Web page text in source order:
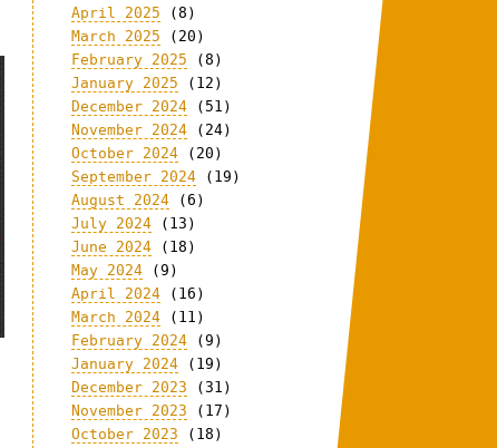
April 2025 (8)
March 2025 (20)
February 2025 (8)
January 2025 (12)
December 2024 (51)
November 2024 (24)
October 2024 (20)
September 2024 (19)
August 2024 (6)
July 2024 (13)
June 2024 (18)
May 2024 (9)
April 2024 (16)
March 2024 (11)
February 2024 (9)
January 2024 (19)
December 2023 (31)
November 2023 (17)
October 2023 (18)